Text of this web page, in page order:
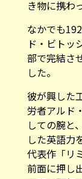
ド・ビトッ
部で完結さ
した。
労者アルド
しての腕と
した英語力
代表作「リ
前面に押し
で高く評価